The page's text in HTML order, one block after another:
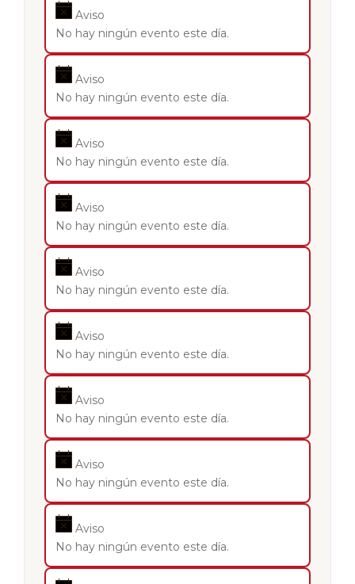
Aviso
No hay ningún evento este día.
Aviso
No hay ningún evento este día.
Aviso
No hay ningún evento este día.
Aviso
No hay ningún evento este día.
Aviso
No hay ningún evento este día.
Aviso
No hay ningún evento este día.
Aviso
No hay ningún evento este día.
Aviso
No hay ningún evento este día.
Aviso
No hay ningún evento este día.